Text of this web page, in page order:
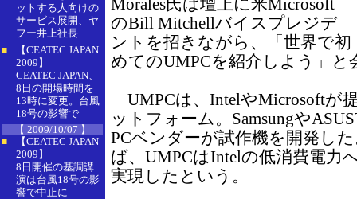
ットする人向けの
サービス展開、ヤ
フー井上社長
■
【CEATEC JAPAN
2009】
CEATEC JAPAN、
8日の開場時間を
13時に変更。台風
18号の影響で
【 2009/10/07 】
■
【CEATEC JAPAN
2009】
8日開催の基調講
演は台風18号の影
響で中止に
Morales氏は壇上に米Microsoft
のBill Mitchellバイスプレジデ
ントを招きながら、「世界で初
めてのUMPCを紹介しよう」と
UMPCは、IntelやMicrosoftが
ットフォーム。Samsungや
PCベンダーが試作機を開発し
ば、UMPCはIntelの低消費電力
実現したという。